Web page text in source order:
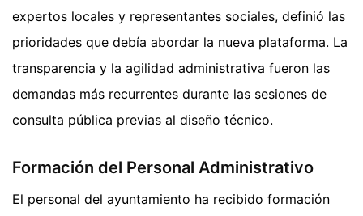
expertos locales y representantes sociales, definió las
prioridades que debía abordar la nueva plataforma. La
transparencia y la agilidad administrativa fueron las
demandas más recurrentes durante las sesiones de
consulta pública previas al diseño técnico.
Formación del Personal Administrativo
El personal del ayuntamiento ha recibido formación